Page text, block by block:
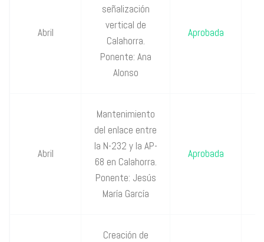
Abril
señalización
vertical de
Calahorra.
Ponente: Ana
Alonso
Aprobada
Abril
Mantenimiento
del enlace entre
la N-232 y la AP-
68 en Calahorra.
Ponente: Jesús
María García
Aprobada
Creación de